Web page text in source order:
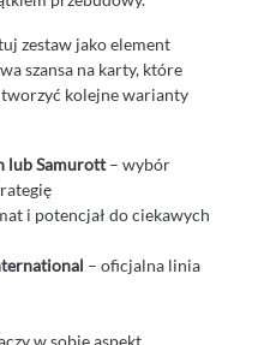
zestaw jako element
szansa na karty, które
kolejne warianty
lub Samurott– wybór
i potencjał do ciekawych
– oficjalna linia
w sobie aspekt